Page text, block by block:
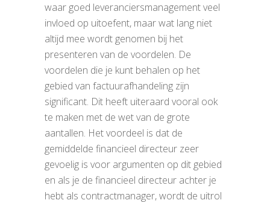
waar goed leveranciersmanagement veel
invloed op uitoefent, maar wat lang niet
altijd mee wordt genomen bij het
presenteren van de voordelen. De
voordelen die je kunt behalen op het
gebied van factuurafhandeling zijn
significant. Dit heeft uiteraard vooral ook
te maken met de wet van de grote
aantallen. Het voordeel is dat de
gemiddelde financieel directeur zeer
gevoelig is voor argumenten op dit gebied
en als je de financieel directeur achter je
hebt als contractmanager, wordt de uitrol